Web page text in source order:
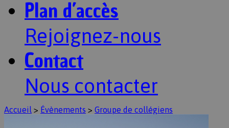
Plan d’accès
Rejoignez-nous
Contact
Nous contacter
Accueil > Évènements > Groupe de collégiens